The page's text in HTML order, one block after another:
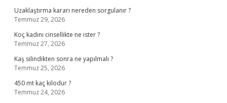
Uzaklaştırma kararı nereden sorgulanır ?
Temmuz 29, 2026
Koç kadını cinsellikte ne ister ?
Temmuz 27, 2026
Kaş silindikten sonra ne yapılmalı ?
Temmuz 25, 2026
450 mt kaç kilodur ?
Temmuz 24, 2026